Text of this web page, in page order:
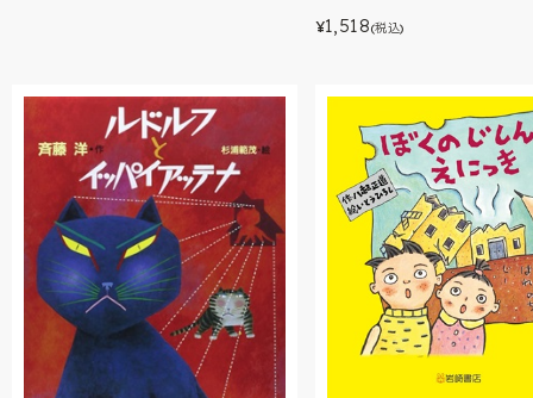
¥1,518(税込)